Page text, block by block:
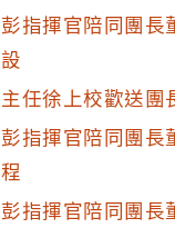
彭指揮官陪同團長
設
主任徐上校歡送團
彭指揮官陪同團長
程
彭指揮官陪同團長